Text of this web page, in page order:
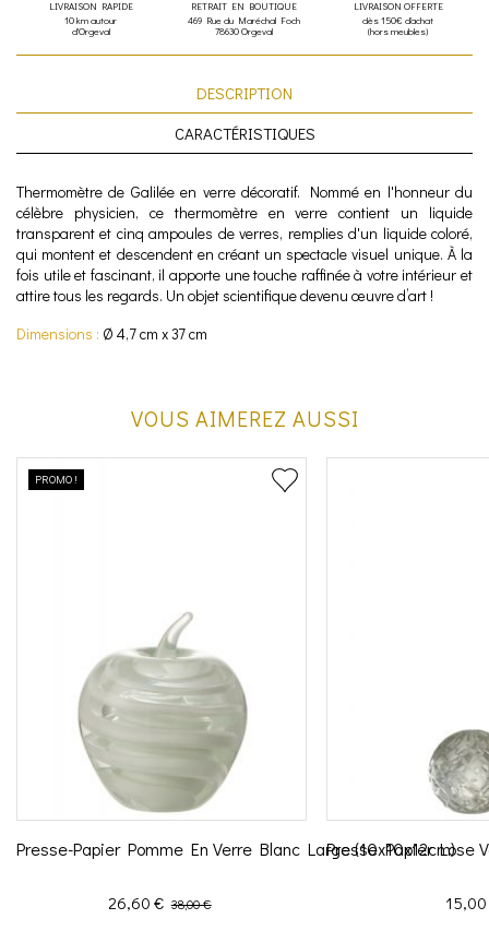
LIVRAISON RAPIDE
10 km autour
d'Orgeval
RETRAIT EN BOUTIQUE
469 Rue du Maréchal Foch
78630 Orgeval
LIVRAISON OFFERTE
dès 150€ d'achat
(hors meubles)
DESCRIPTION
CARACTÉRISTIQUES
Thermomètre de Galilée en verre décoratif. Nommé en l'honneur du
célèbre physicien, ce thermomètre en verre contient un liquide
transparent et cinq ampoules de verres, remplies d'un liquide coloré,
qui montent et descendent en créant un spectacle visuel unique. À la
fois utile et fascinant, il apporte une touche raffinée à votre intérieur et
attire tous les regards. Un objet scientifique devenu œuvre d’art !
Dimensions : Ø 4,7 cm x 37 cm
VOUS AIMEREZ AUSSI
PROMO !
Presse-Papier Pomme En Verre Blanc Large (10x10x12cm)
Prix
26,60 € Prix de base
38,00 €
Presse Papier Lose
Prix